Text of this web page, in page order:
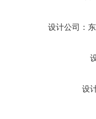
设计公司：东
设
设计